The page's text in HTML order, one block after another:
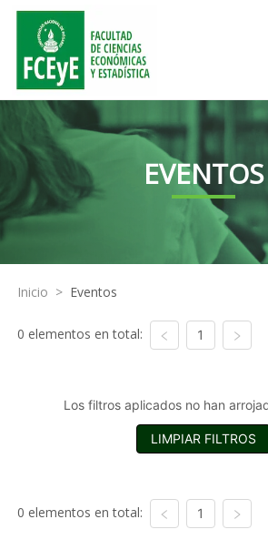
EVENTOS
Inicio > Eventos
0 elementos en total: 1
Los filtros aplicados no han
LIMPIAR FILTROS
0 elementos en total: 1